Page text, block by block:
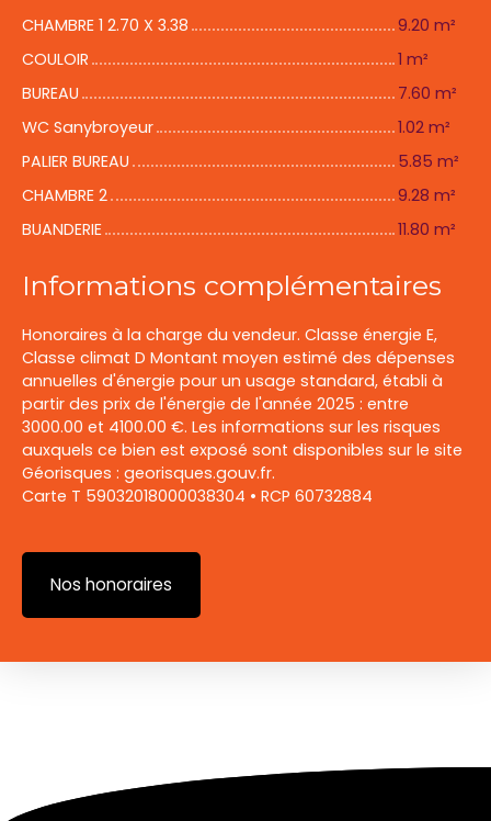
CHAMBRE 1 2.70 X 3.38
9.20 m²
COULOIR
1 m²
BUREAU
7.60 m²
WC Sanybroyeur
1.02 m²
PALIER BUREAU
5.85 m²
CHAMBRE 2
9.28 m²
BUANDERIE
11.80 m²
Informations complémentaires
Honoraires à la charge du vendeur. Classe énergie E,
Classe climat D Montant moyen estimé des dépenses
annuelles d'énergie pour un usage standard, établi à
partir des prix de l'énergie de l'année 2025 : entre
3000.00 et 4100.00 €. Les informations sur les risques
auxquels ce bien est exposé sont disponibles sur le site
Géorisques : georisques.gouv.fr.
Carte T 59032018000038304 • RCP 60732884
Nos honoraires